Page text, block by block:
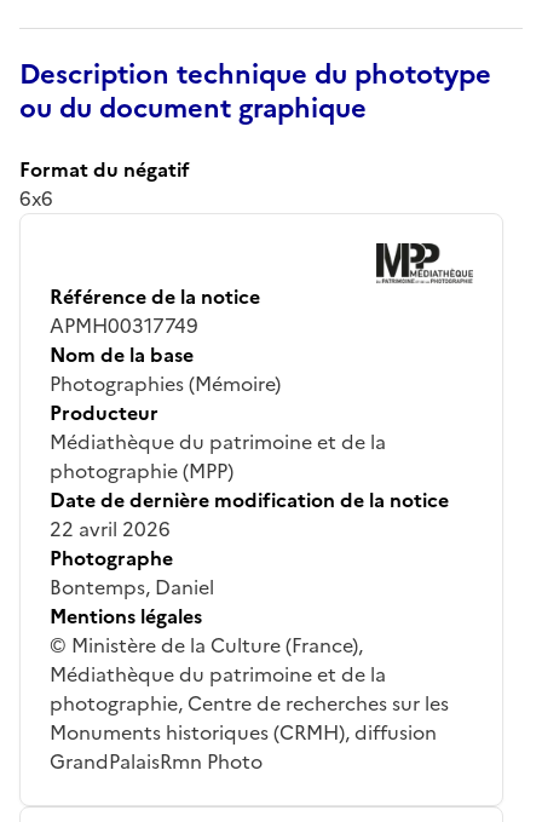
Description technique du phototype
ou du document graphique
Format du négatif
6x6
Référence de la notice
APMH00317749
Nom de la base
Photographies (Mémoire)
Producteur
Médiathèque du patrimoine et de la
photographie (MPP)
Date de dernière modification de la notice
22 avril 2026
Photographe
Bontemps, Daniel
Mentions légales
© Ministère de la Culture (France),
Médiathèque du patrimoine et de la
photographie, Centre de recherches sur les
Monuments historiques (CRMH), diffusion
GrandPalaisRmn Photo